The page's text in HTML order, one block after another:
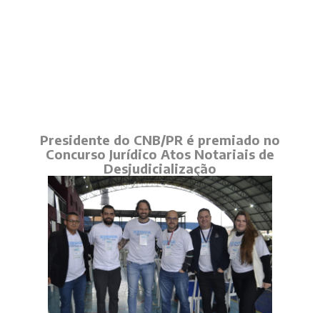
Presidente do CNB/PR é premiado no
Concurso Jurídico Atos Notariais de
Desjudicialização